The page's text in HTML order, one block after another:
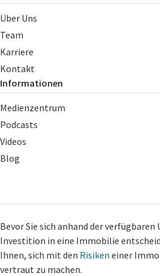
Über Uns
Team
Karriere
Kontakt
Informationen
Medienzentrum
Podcasts
Videos
Blog
Bevor Sie sich anhand der
Investition in eine Immobilie
Ihnen, sich mit den Risiken einer
vertraut zu machen.